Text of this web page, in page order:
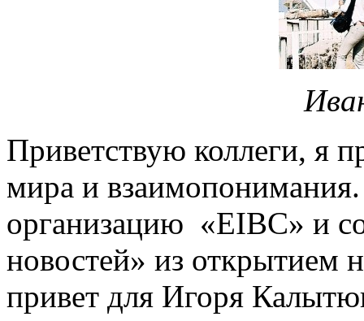
Приветствую коллеги, я
мира и
организацию «EIBC» и
новостей» из открытием
привет для Игоря